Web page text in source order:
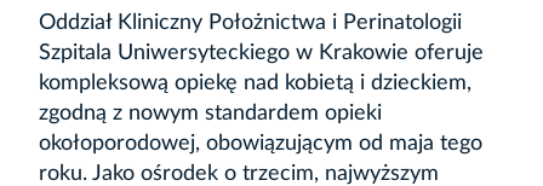
Oddział Kliniczny Położnictwa i Perinatologii
Szpitala Uniwersyteckiego w Krakowie oferuje
kompleksową opiekę nad kobietą i dzieckiem,
zgodną z nowym standardem opieki
okołoporodowej, obowiązującym od maja tego
roku. Jako ośrodek o trzecim, najwyższym